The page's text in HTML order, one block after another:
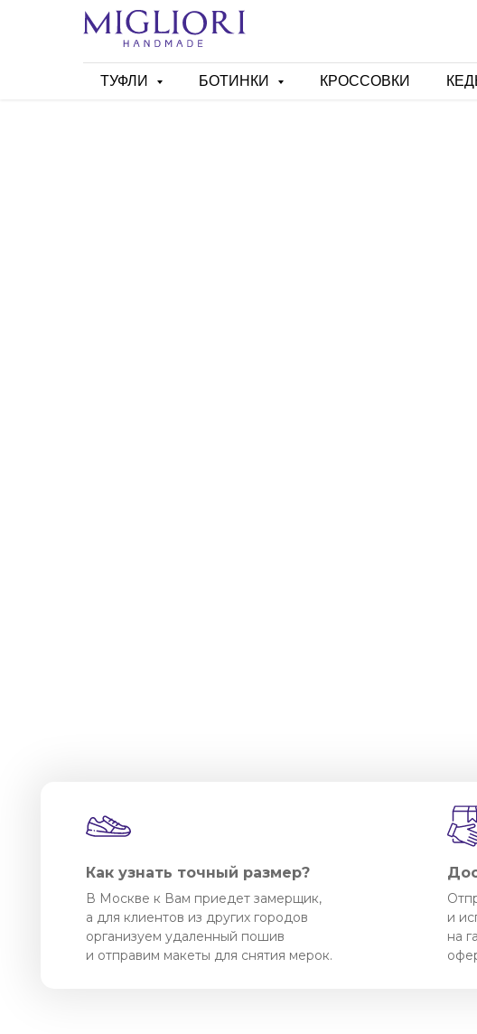
ТУФЛИ БОТИНКИ КРОССОВКИ
В Москве к Вам приедет замерщик,
а для клиентов из других городов
организуем удаленный пошив
и отправим макеты для снятия мерок.
Как узнать точный размер?
и
на